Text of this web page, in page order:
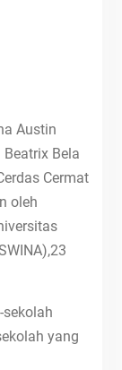
Austin
Bela
Cermat
oleh
yang